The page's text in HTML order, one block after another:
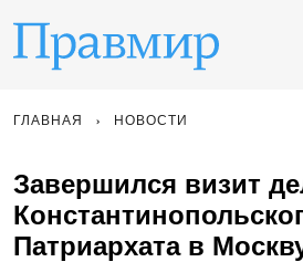
ГЛАВНАЯ НОВОСТИ
Завершился визит
Патриархата в